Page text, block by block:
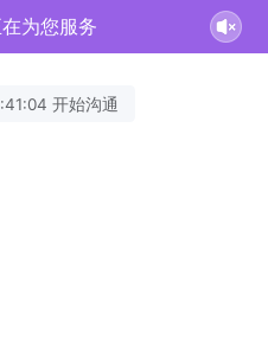
为您服务
开始沟通